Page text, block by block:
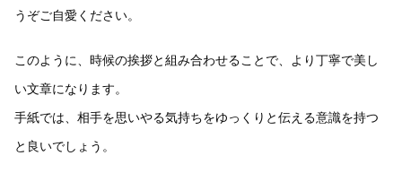
うぞご自愛ください。
このように、時候の挨拶と組み合わせることで、より丁寧で美し
い文章になります。
手紙では、相手を思いやる気持ちをゆっくりと伝える意識を持つ
と良いでしょう。